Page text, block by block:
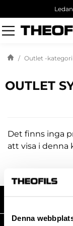
Denna
Sök
produkt
Outlet -kategori
OUTLET
Det finns inga
att visa i denna